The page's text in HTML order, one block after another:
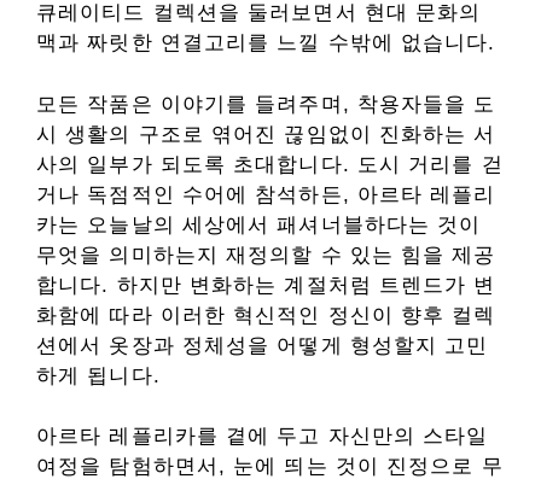
큐레이티드 컬렉션을 둘러보면서 현대 문화의
맥과 짜릿한 연결고리를 느낄 수밖에 없습니다.
모든 작품은 이야기를 들려주며, 착용자들을 도
시 생활의 구조로 엮어진 끊임없이 진화하는 서
사의 일부가 되도록 초대합니다. 도시 거리를 걷
거나 독점적인 수어에 참석하든, 아르타 레플리
카는 오늘날의 세상에서 패셔너블하다는 것이
무엇을 의미하는지 재정의할 수 있는 힘을 제공
합니다. 하지만 변화하는 계절처럼 트렌드가 변
화함에 따라 이러한 혁신적인 정신이 향후 컬렉
션에서 옷장과 정체성을 어떻게 형성할지 고민
하게 됩니다.
아르타 레플리카를 곁에 두고 자신만의 스타일
여정을 탐험하면서, 눈에 띄는 것이 진정으로 무